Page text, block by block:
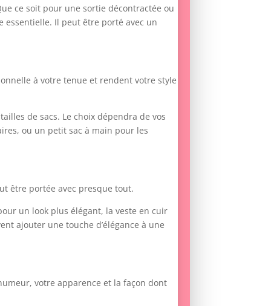
ce soit pour une sortie décontractée ou
essentielle. Il peut être porté avec un
à votre tenue et rendent votre style
de sacs. Le choix dépendra de vos
ou un petit sac à main pour les
être portée avec presque tout.
un look plus élégant, la veste en cuir
ajouter une touche d’élégance à une
votre apparence et la façon dont